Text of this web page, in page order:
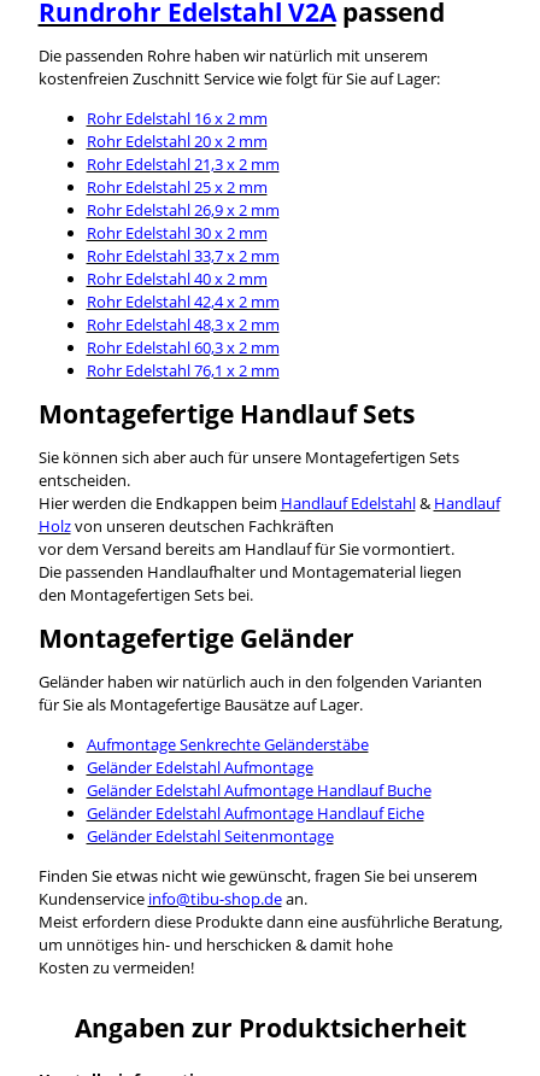
Rundrohr Edelstahl V2Apassend
Die passenden Rohre haben wir natürlich mit unserem
kostenfreien Zuschnitt Service wie folgt für Sie auf Lager:
Rohr Edelstahl 16 x 2 mm
Rohr Edelstahl 20 x 2 mm
Rohr Edelstahl 21,3 x 2 mm
Rohr Edelstahl 25 x 2 mm
Rohr Edelstahl 26,9 x 2 mm
Rohr Edelstahl 30 x 2 mm
Rohr Edelstahl 33,7 x 2 mm
Rohr Edelstahl 40 x 2 mm
Rohr Edelstahl 42,4 x 2 mm
Rohr Edelstahl 48,3 x 2 mm
Rohr Edelstahl 60,3 x 2 mm
Rohr Edelstahl 76,1 x 2 mm
Montagefertige Handlauf Sets
Sie können sich aber auch für unsere Montagefertigen Sets
entscheiden.
Hier werden die Endkappen beim Handlauf Edelstahl& Handlauf
Holzvon unseren deutschen Fachkräften
vor dem Versand bereits am Handlauf für Sie vormontiert.
Die passenden Handlaufhalter und Montagematerial liegen
den Montagefertigen Sets bei.
Montagefertige Geländer
Geländer haben wir natürlich auch in den folgenden Varianten
für Sie als Montagefertige Bausätze auf Lager.
Aufmontage Senkrechte Geländerstäbe
Geländer Edelstahl Aufmontage
Geländer Edelstahl Aufmontage Handlauf Buche
Geländer Edelstahl Aufmontage Handlauf Eiche
Geländer Edelstahl Seitenmontage
Finden Sie etwas nicht wie gewünscht, fragen Sie bei unserem
Kundenservice info@tibu-shop.dean.
Meist erfordern diese Produkte dann eine ausführliche Beratung,
um unnötiges hin- und herschicken & damit hohe
Kosten zu vermeiden!
Angaben zur Produktsicherheit